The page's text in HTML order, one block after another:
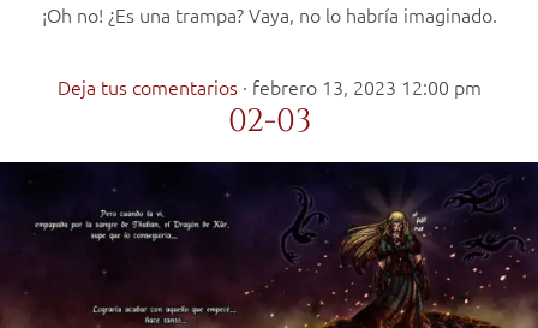
¡Oh no! ¿Es una trampa? Vaya, no lo habría imaginado.
Deja tus comentarios· febrero 13, 2023 12:00 pm
02-03